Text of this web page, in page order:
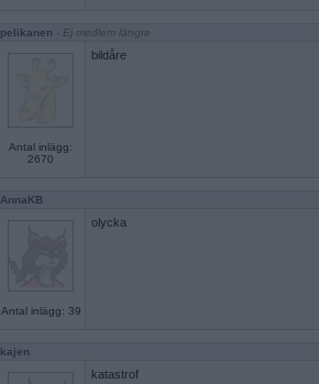
pelikanen - Ej medlem längre
Antal inlägg:
2670
bildåre
AnnaKB
Antal inlägg: 39
olycka
kajen
katastrof